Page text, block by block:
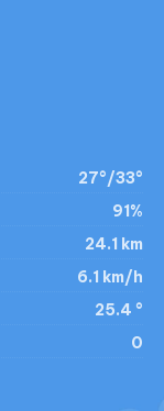
27°/33°
91%
24.1 km
6.1 km/h
25.4 °
0